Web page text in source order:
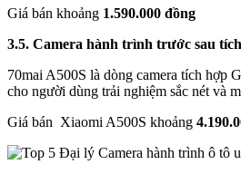
Giá bán khoảng 1.590.000 đồng
3.5. Camera hành trình trước sau
70mai A500S là dòng camera tích hợp
cho người dùng trải nghiệm sắc nét và
Giá bán Xiaomi A500S khoảng